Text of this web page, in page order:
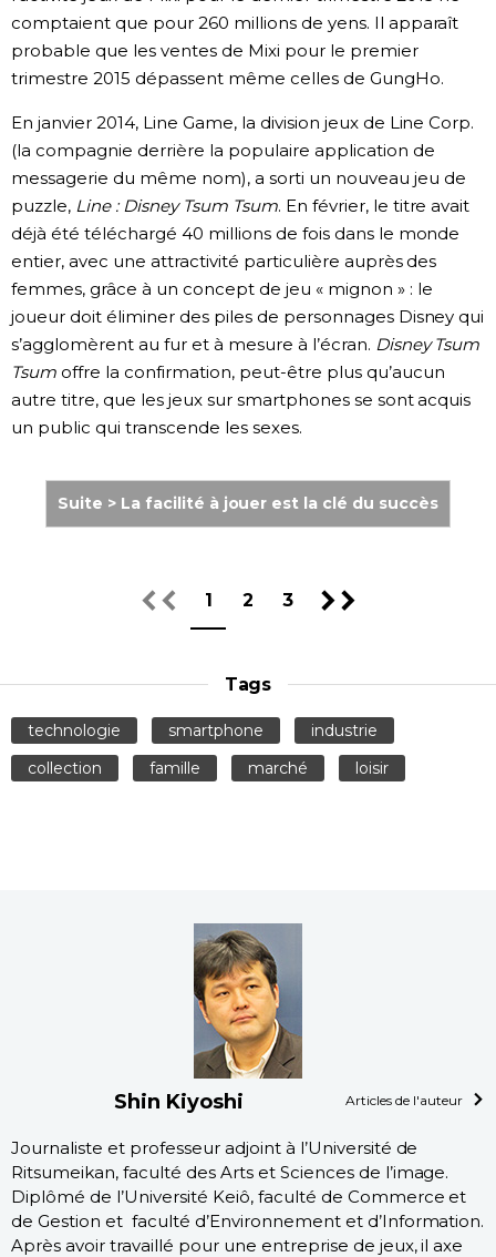
comptaient que pour 260 millions de yens. Il apparaît
probable que les ventes de Mixi pour le premier
trimestre 2015 dépassent même celles de GungHo.
En janvier 2014, Line Game, la division jeux de Line Corp.
(la compagnie derrière la populaire application de
messagerie du même nom), a sorti un nouveau jeu de
puzzle, Line : Disney Tsum Tsum. En février, le titre avait
déjà été téléchargé 40 millions de fois dans le monde
entier, avec une attractivité particulière auprès des
femmes, grâce à un concept de jeu « mignon » : le
joueur doit éliminer des piles de personnages Disney qui
s’agglomèrent au fur et à mesure à l’écran. Disney Tsum
Tsumoffre la confirmation, peut-être plus qu’aucun
autre titre, que les jeux sur smartphones se sont acquis
un public qui transcende les sexes.
Suite > La facilité à jouer est la clé du succès
1 2 3
Tags
technologie smartphone
industrie
collection
famille marché loisir
Shin Kiyoshi Articles de l'auteur
Journaliste et professeur adjoint à l’Université de
Ritsumeikan, faculté des Arts et Sciences de l’image.
Diplômé de l’Université Keiô, faculté de Commerce et
de Gestion et faculté d’Environnement et d’Information.
Après avoir travaillé pour une entreprise de jeux, il axe